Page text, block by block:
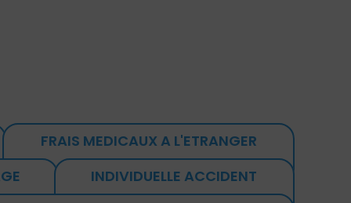
FRAIS MEDICAUX A L'ETRANGER
INDIVIDUELLE ACCIDENT